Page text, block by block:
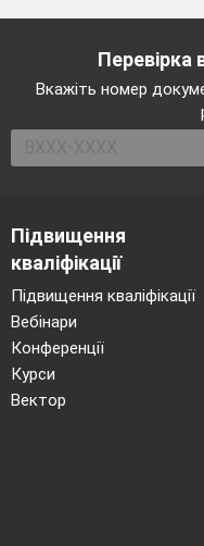
Перевірка
Вкажіть номер
Підвищення
кваліфікації
Підвищення кваліфікації
Вебінари
Конференції
Курси
Вектор